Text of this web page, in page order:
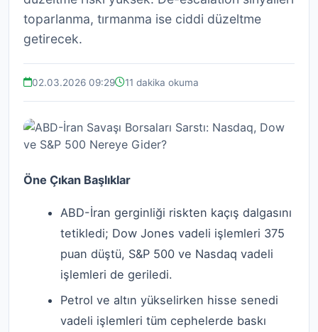
toparlanma, tırmanma ise ciddi düzeltme
getirecek.
02.03.2026 09:29 11 dakika okuma
Öne Çıkan Başlıklar
ABD-İran gerginliği riskten kaçış dalgasını
tetikledi; Dow Jones vadeli işlemleri 375
puan düştü, S&P 500 ve Nasdaq vadeli
işlemleri de geriledi.
Petrol ve altın yükselirken hisse senedi
vadeli işlemleri tüm cephelerde baskı